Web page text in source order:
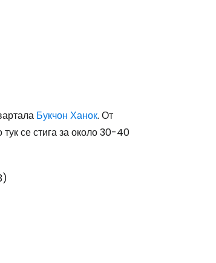
Букчон Ханок. От
се стига за около 30-40